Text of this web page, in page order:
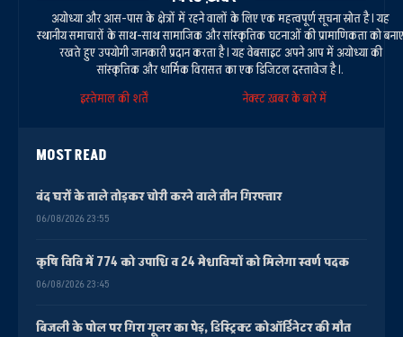
अयोध्या और आस-पास के क्षेत्रों में रहने वालों के लिए एक महत्वपूर्ण सूचना स्रोत है। यह
स्थानीय समाचारों के साथ-साथ सामाजिक और सांस्कृतिक घटनाओं की प्रामाणिकता को बनाए
रखते हुए उपयोगी जानकारी प्रदान करता है। यह वेबसाइट अपने आप में अयोध्या की
सांस्कृतिक और धार्मिक विरासत का एक डिजिटल दस्तावेज है।.
इस्तेमाल की शर्तें
नेक्स्ट ख़बर के बारे में
MOST READ
बंद घरों के ताले तोड़कर चोरी करने वाले तीन गिरफ्तार
06/08/2026 23:55
कृषि विवि में 774 को उपाधि व 24 मेधावियों को मिलेगा स्वर्ण पदक
06/08/2026 23:45
बिजली के पोल पर गिरा गूलर का पेड़, डिस्ट्रिक्ट कोऑर्डिनेटर की मौत